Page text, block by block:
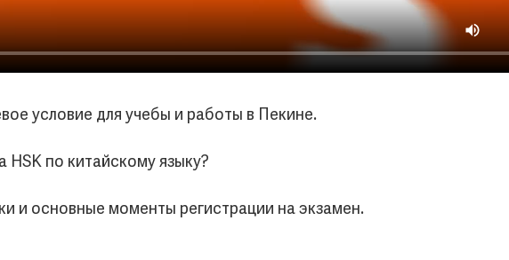
условие для учебы и работы в Пекине.
HSK по китайскому языку?
и основные моменты регистрации на экзамен.